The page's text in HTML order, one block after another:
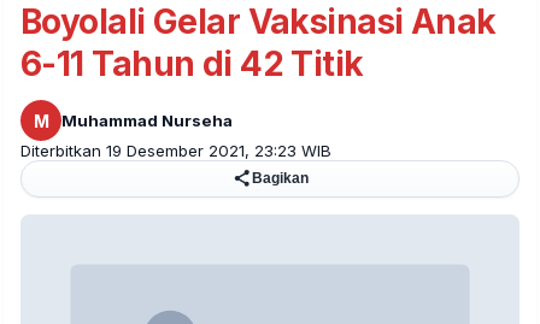
Boyolali Gelar Vaksinasi Anak
6-11 Tahun di 42 Titik
M
Muhammad Nurseha
Diterbitkan 19 Desember 2021, 23:23 WIB
Bagikan